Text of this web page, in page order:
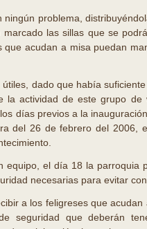
problema,
las sillas que se
acudan a misa puedan
dado que había
actividad de este grupo de
días previos a la
del 26 de febrero del 2006,
el día 18 la parroquia
necesarias para evitar
a los feligreses que
seguridad que deberán